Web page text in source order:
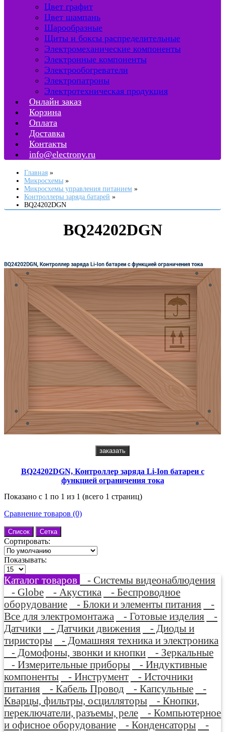
Цвет графит
Цвет шампань
Шарообразные
Щиты и боксы распределительные
Электромеханические компоненты
Электронные компоненты
Электрообогреватели
Электропатроны
Электротехническая продукция
Онлайн заказ
Корзина
Оплата
Доставка
Контакты
info@electrony.ru
Главная
Микросхемы
Микросхемы управления питанием
Контроллеры заряда батарей
BQ24202DGN
BQ24202DGN
заказать
BQ24202DGN, Контроллер заряда Li-Ion батареи с
функцией ограничения тока
Показано с 1 по 1 из 1 (всего 1 страниц)
Сравнение товаров (0)
Список Сетка
Сортировать:
Показывать:
Каталог товаров
- Системы видеонаблюдения
- Globe
- Акустика
- Беспроводное
оборудование
- Блоки и элементы питания
-
Все для электромонтажа
- Готовые изделия
-
Датчики
- Датчики движения
- Диоды и
тиристоры
- Домашняя техника и электроника
- Домофоны, звонки и кнопки
- Зеркальные
- Измерительные приборы
- Индуктивные
компоненты
- Инструмент
- Источники
питания
- Кабель Провод - Капсульные
-
Кварцы, фильтры, осцилляторы
- Кнопки,
переключатели, разъемы, реле
- Компьютерное
и офисное оборудование
- Конденсаторы
-